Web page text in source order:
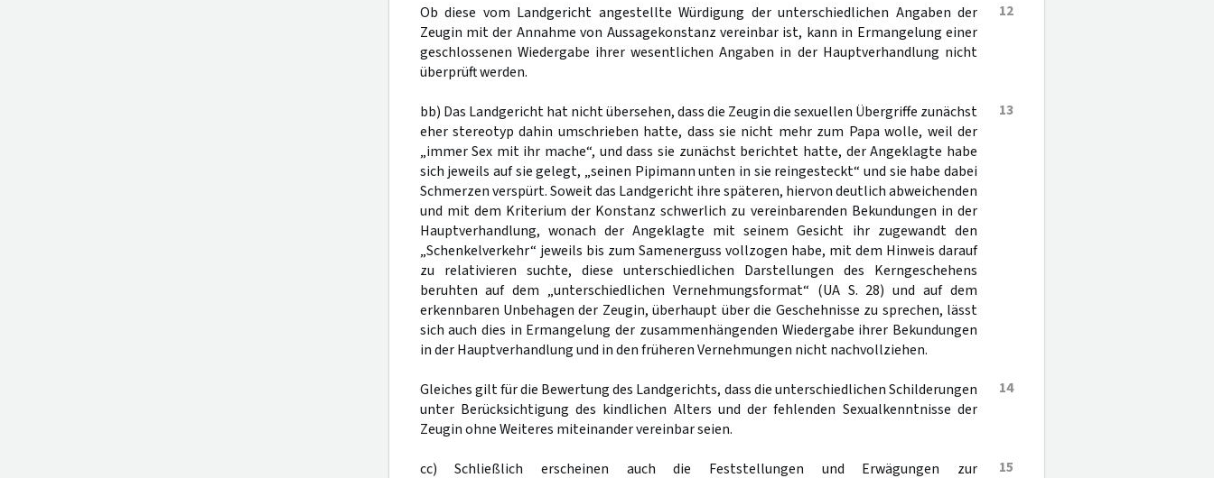
12
Ob diese vom Landgericht angestellte Würdigung der unterschiedlichen Angaben der
Zeugin mit der Annahme von Aussagekonstanz vereinbar ist, kann in Ermangelung einer
geschlossenen Wiedergabe ihrer wesentlichen Angaben in der Hauptverhandlung nicht
überprüft werden.
13
bb) Das Landgericht hat nicht übersehen, dass die Zeugin die sexuellen Übergriffe zunächst
eher stereotyp dahin umschrieben hatte, dass sie nicht mehr zum Papa wolle, weil der
„immer Sex mit ihr mache“, und dass sie zunächst berichtet hatte, der Angeklagte habe
sich jeweils auf sie gelegt, „seinen Pipimann unten in sie reingesteckt“ und sie habe dabei
Schmerzen verspürt. Soweit das Landgericht ihre späteren, hiervon deutlich abweichenden
und mit dem Kriterium der Konstanz schwerlich zu vereinbarenden Bekundungen in der
Hauptverhandlung, wonach der Angeklagte mit seinem Gesicht ihr zugewandt den
„Schenkelverkehr“ jeweils bis zum Samenerguss vollzogen habe, mit dem Hinweis darauf
zu relativieren suchte, diese unterschiedlichen Darstellungen des Kerngeschehens
beruhten auf dem „unterschiedlichen Vernehmungsformat“ (UA S. 28) und auf dem
erkennbaren Unbehagen der Zeugin, überhaupt über die Geschehnisse zu sprechen, lässt
sich auch dies in Ermangelung der zusammenhängenden Wiedergabe ihrer Bekundungen
in der Hauptverhandlung und in den früheren Vernehmungen nicht nachvollziehen.
14
Gleiches gilt für die Bewertung des Landgerichts, dass die unterschiedlichen Schilderungen
unter Berücksichtigung des kindlichen Alters und der fehlenden Sexualkenntnisse der
Zeugin ohne Weiteres miteinander vereinbar seien.
15
cc) Schließlich erscheinen auch die Feststellungen und Erwägungen zur